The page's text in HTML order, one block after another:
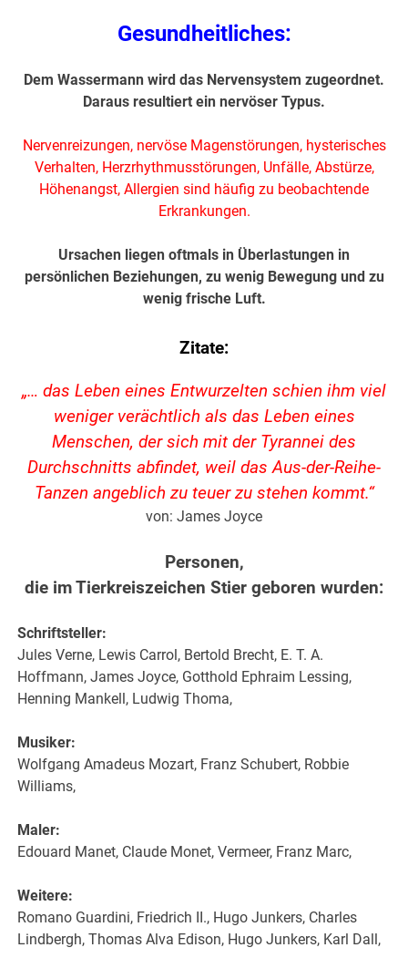
Gesundheitliches:
Dem Wassermann wird das Nervensystem zugeordnet.
Daraus resultiert ein nervöser Typus.
Nervenreizungen, nervöse Magenstörungen, hysterisches
Verhalten, Herzrhythmusstörungen, Unfälle, Abstürze,
Höhenangst, Allergien sind häufig zu beobachtende
Erkrankungen.
Ursachen liegen oftmals in Überlastungen in
persönlichen Beziehungen, zu wenig Bewegung und zu
wenig frische Luft.
Zitate:
„… das Leben eines Entwurzelten schien ihm viel
weniger verächtlich als das Leben eines
Menschen, der sich mit der Tyrannei des
Durchschnitts abfindet, weil das Aus-der-Reihe-
Tanzen angeblich zu teuer zu stehen kommt.“
von: James Joyce
Personen,
die im Tierkreiszeichen Stier geboren wurden:
Schriftsteller:
Jules Verne, Lewis Carrol, Bertold Brecht, E. T. A.
Hoffmann, James Joyce, Gotthold Ephraim Lessing,
Henning Mankell, Ludwig Thoma,
Musiker:
Wolfgang Amadeus Mozart, Franz Schubert, Robbie
Williams,
Maler:
Edouard Manet, Claude Monet, Vermeer, Franz Marc,
Weitere:
Romano Guardini, Friedrich II., Hugo Junkers, Charles
Lindbergh, Thomas Alva Edison, Hugo Junkers, Karl Dall,